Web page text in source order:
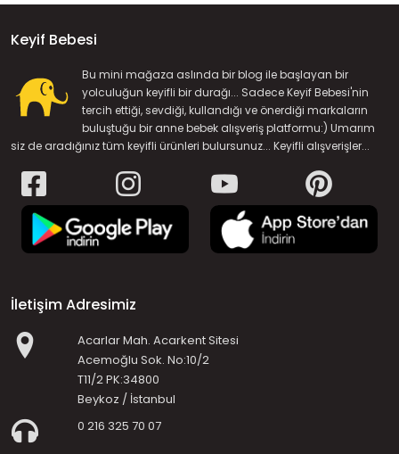
Keyif Bebesi
Bu mini mağaza aslında bir blog ile başlayan bir
yolculuğun keyifli bir durağı... Sadece Keyif Bebesi'nin
tercih ettiği, sevdiği, kullandığı ve önerdiği markaların
buluştuğu bir anne bebek alışveriş platformu:) Umarım
siz de aradığınız tüm keyifli ürünleri bulursunuz... Keyifli alışverişler...
İletişim Adresimiz
Acarlar Mah. Acarkent Sitesi
Acemoğlu Sok. No:10/2
T11/2 PK:34800
Beykoz / İstanbul
0 216 325 70 07